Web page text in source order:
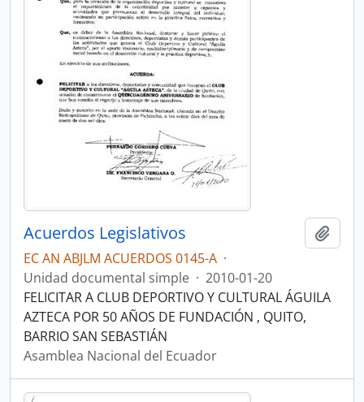
Acuerdos Legislativos
EC AN ABJLM ACUERDOS 0145-A ·
Unidad documental simple · 2010-01-20
FELICITAR A CLUB DEPORTIVO Y CULTURAL ÁGUILA
AZTECA POR 50 AÑOS DE FUNDACIÓN , QUITO,
BARRIO SAN SEBASTIÁN
Asamblea Nacional del Ecuador